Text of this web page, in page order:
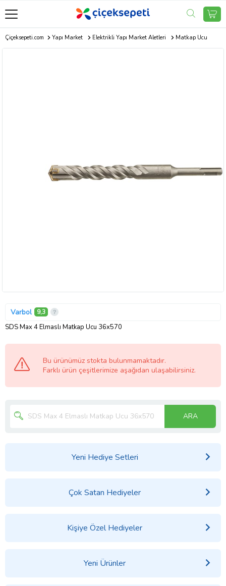
Çiçeksepeti.com Yapı Market Elektrikli Yapı Market Aletleri Matkap Ucu
Varbol 9,3
SDS Max 4 Elmaslı Matkap Ucu 36x570
Bu ürünümüz stokta bulunmamaktadır.
Farklı ürün çeşitlerimize aşağıdan ulaşabilirsiniz.
ARA
Yeni Hediye Setleri
Çok Satan Hediyeler
Kişiye Özel Hediyeler
Yeni Ürünler